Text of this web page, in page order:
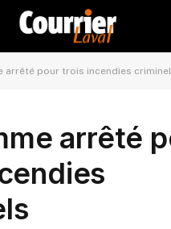
arrêté pour trois incendies
arrêté